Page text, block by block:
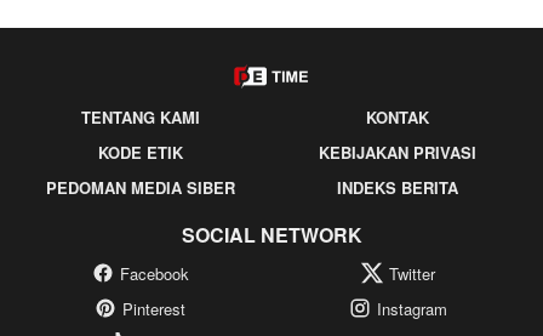
TENTANG KAMI
KONTAK
KODE ETIK
KEBIJAKAN PRIVASI
PEDOMAN MEDIA SIBER
INDEKS BERITA
SOCIAL NETWORK
Facebook
Twitter
Pinterest
Instagram